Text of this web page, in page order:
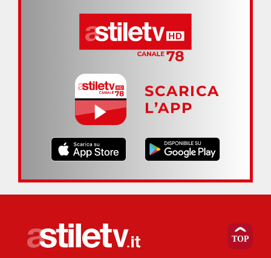
SCARICA
L’APP